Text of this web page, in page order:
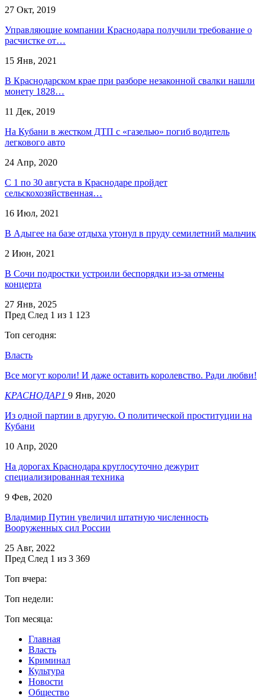
27 Окт, 2019
Управляющие компании Краснодара получили требование о
расчистке от…
15 Янв, 2021
В Краснодарском крае при разборе незаконной свалки нашли
монету 1828…
11 Дек, 2019
На Кубани в жестком ДТП с «газелью» погиб водитель
легкового авто
24 Апр, 2020
С 1 по 30 августа в Краснодаре пройдет
сельскохозяйственная…
16 Июл, 2021
В Адыгее на базе отдыха утонул в пруду семилетний мальчик
2 Июн, 2021
В Сочи подростки устроили беспорядки из-за отмены
концерта
27 Янв, 2025
Пред След 1 из 1 123
Топ сегодня:
Власть
Все могут короли! И даже оставить королевство. Ради любви!
КРАСНОДАР1 9 Янв, 2020
Из одной партии в другую. О политической проституции на
Кубани
10 Апр, 2020
На дорогах Краснодара круглосуточно дежурит
специализированная техника
9 Фев, 2020
Владимир Путин увеличил штатную численность
Вооруженных сил России
25 Авг, 2022
Пред След 1 из 3 369
Топ вчера:
Топ недели:
Топ месяца:
Главная
Власть
Криминал
Культура
Новости
Общество